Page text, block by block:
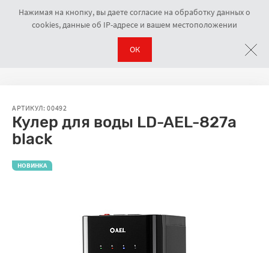
Кулер для воды LD-AEL-827a black
АРТИКУЛ: 00492
Кулер для воды LD-AEL-827a
black
НОВИНКА
Нажимая на кнопку, вы даете согласие на обработку данных о
cookies, данные об IP-адресе и вашем местоположении
ОК